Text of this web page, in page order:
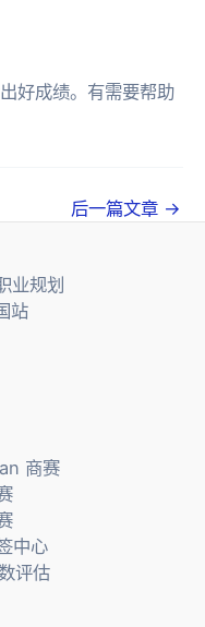
好成绩。有需要帮助
后一篇文章 →
业规划
站
商赛
中心
评估